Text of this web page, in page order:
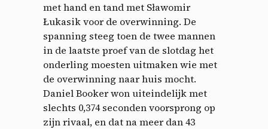
met hand en tand met Sławomir
Łukasik voor de overwinning. De
spanning steeg toen de twee mannen
in de laatste proef van de slotdag het
onderling moesten uitmaken wie met
de overwinning naar huis mocht.
Daniel Booker won uiteindelijk met
slechts 0,374 seconden voorsprong op
zijn rivaal, en dat na meer dan 43